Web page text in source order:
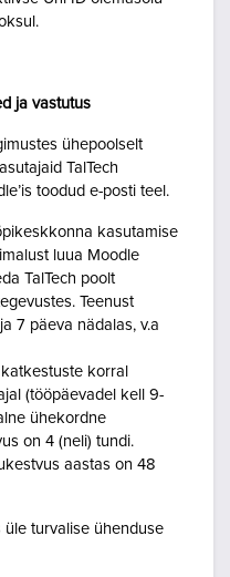
ja vastutus
ühepoolselt
TalTech
toodud e-posti teel.
kasutamise
luua Moodle
TalTech poolt
Teenust
7 päeva nädalas, v.a
korral
(tööpäevadel kell 9-
ühekordne
on 4 (neli) tundi.
aastas on 48
turvalise ühenduse